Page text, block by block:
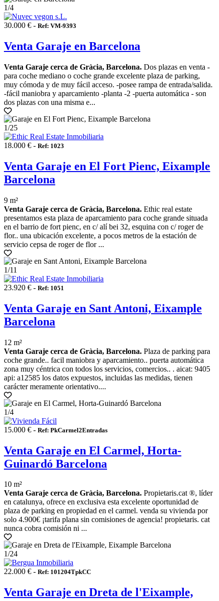
1/4
30.000 € - Ref: VM-9393
Venta Garaje en Barcelona
Venta Garaje cerca de Gràcia, Barcelona. Dos plazas en venta -
para coche mediano o coche grande excelente plaza de parking,
muy cómoda y de muy fácil acceso. -posee rampa de entrada/salida.
-fácil maniobra y aparcamiento -planta -2 -puerta automática - son
dos plazas con una misma e...
1/25
18.000 € - Ref: 1023
Venta Garaje en El Fort Pienc, Eixample
Barcelona
9 m²
Venta Garaje cerca de Gràcia, Barcelona. Ethic real estate
presentamos esta plaza de aparcamiento para coche grande situada
en el barrio de fort pienc, en c/ alí bei 32, esquina con c/ roger de
flor.. una ubicación excelente, a pocos metros de la estación de
servicio cepsa de roger de flor ...
1/11
23.920 € - Ref: 1051
Venta Garaje en Sant Antoni, Eixample
Barcelona
12 m²
Venta Garaje cerca de Gràcia, Barcelona. Plaza de parking para
coche grande.. facil maniobra y aparcamiento.. puerta automática
zona muy céntrica con todos los servicios, comercios.. . aicat: 9405
api: a12585 los datos expuestos, incluidas las medidas, tienen
carácter meramente orientativo....
1/4
15.000 € - Ref: PkCarmel2Entradas
Venta Garaje en El Carmel, Horta-
Guinardó Barcelona
10 m²
Venta Garaje cerca de Gràcia, Barcelona. Propietaris.cat ®, líder
en catalunya, ofrece en exclusiva esta excelente oportunidad de
plaza de parking en propiedad en el carmel. venda su vivienda por
solo 4.900€ ¡tarifa plana sin comisiones de agencia! propietaris. cat
nunca cobra comisión ni ...
1/24
22.000 € - Ref: 101204TpkCC
Venta Garaje en Dreta de l'Eixample,